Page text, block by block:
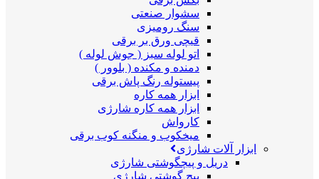
سشوار صنعتی
سنگ رومیزی
قیچی ورق بر برقی
اتو لوله سبز ( جوش لوله )
دمنده و مکنده ( بلوور )
پیستوله رنگ پاش برقی
ابزار همه کاره
ابزار همه کاره شارژی
کارواش
میخکوب و منگنه کوب برقی
ابزار آلات شارژی
دریل و پیچگوشتی شارژی
پیچ گوشتی شارژی